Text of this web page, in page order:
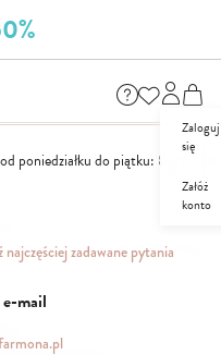
poniedziałku do piątku: 8.00 -
najczęściej zadawane pytania
mail
Zaloguj
się
Załóż
konto
do skóry trądzikowej,